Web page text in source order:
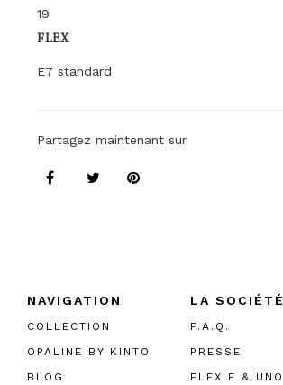
19
FLEX
E7 standard
Partagez maintenant sur
NAVIGATION
COLLECTION
OPALINE BY KINTO
BLOG
LA SOCIÉTÉ
F.A.Q.
PRESSE
FLEX E & UNO